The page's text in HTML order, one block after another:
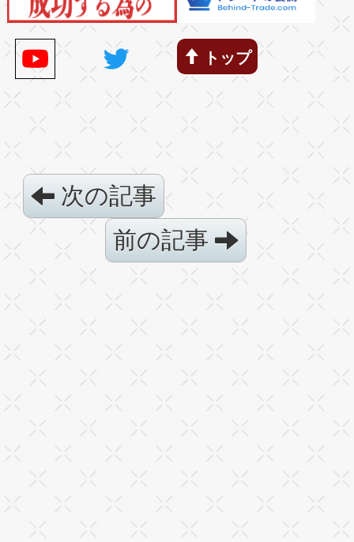
トップ
次の記事
前の記事